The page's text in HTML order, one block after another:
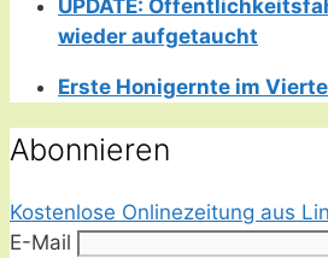
UPDATE:
wieder aufgetaucht
Erste Honigernte im
Abonnieren
Kostenlose Onlinezeitung aus
E-Mail